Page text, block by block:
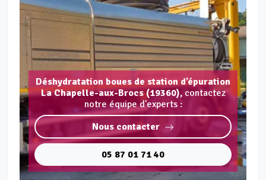
Déshydratation boues de station d’épuration
La Chapelle-aux-Brocs (19360), contactez
notre équipe d'experts :
Nous contacter
05 87 01 71 40